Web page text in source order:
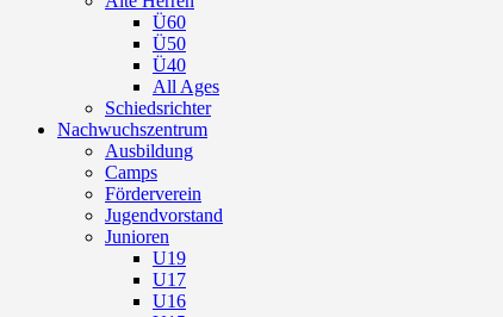
Ü60
Ü50
Ü40
All Ages
Schiedsrichter
Nachwuchszentrum
Ausbildung
Camps
Förderverein
Jugendvorstand
Junioren
U19
U17
U16